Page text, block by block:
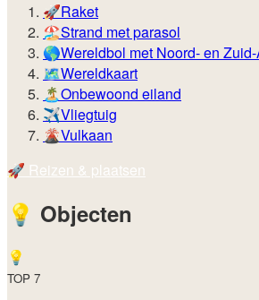
🚀Raket
🏖️Strand met parasol
🌎Wereldbol met Noord- en
🗺️Wereldkaart
🏝️Onbewoond eiland
✈️Vliegtuig
🌋Vulkaan
🚀️ Reizen & plaatsen
💡️ Objecten
💡️
TOP 7